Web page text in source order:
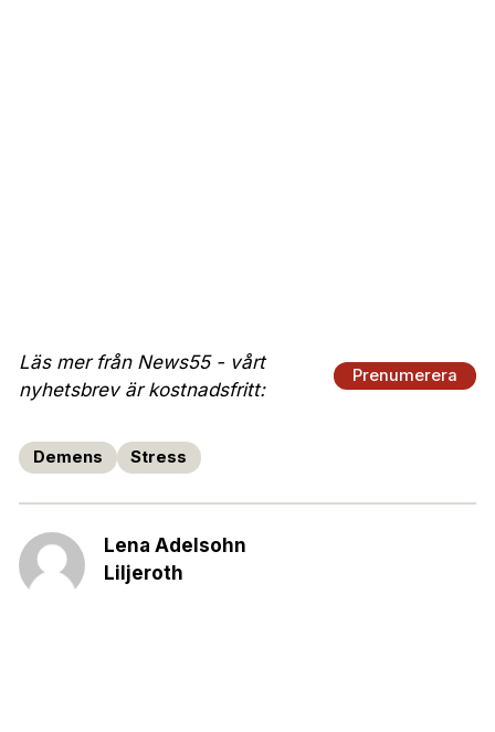
Läs mer från News55 - vårt
nyhetsbrev är kostnadsfritt:
Prenumerera
Demens Stress
Lena Adelsohn
Liljeroth